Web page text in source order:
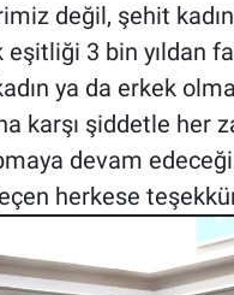
değil, şehit
3 bin yıldan
ya da erkek
karşı şiddetle her
devam
herkese